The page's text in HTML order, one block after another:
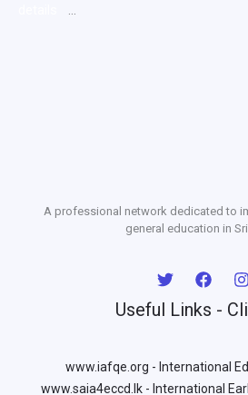
…
A professional network dedicated to
general education in
Useful Links -
www.iafqe.org - International
www.saia4eccd.lk - International